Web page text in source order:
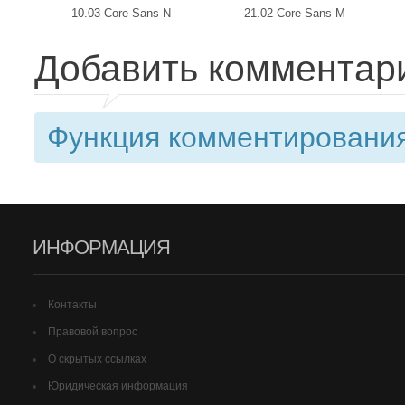
10.03 Core Sans N 21.02 Core Sans M
Добавить
Функция
ИНФОРМАЦИЯ
Контакты
Правовой вопрос
О скрытых ссылках
Юридическая информация